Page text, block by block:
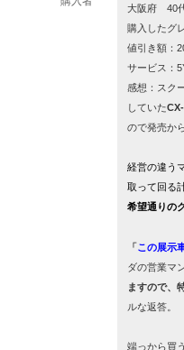
大阪府 40
購入したグ
値引き額：
サービス：
感想：スク
していた
ので発売か
経営の違う
取って回る
希望通りの
「この展示
ダの営業マ
ますので、
ルな返答。
端っから買